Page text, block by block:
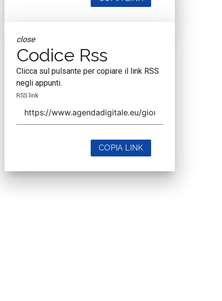
close
Codice Rss
Clicca sul pulsante per copiare il link RSS
negli appunti.
RSS link
COPIA LINK